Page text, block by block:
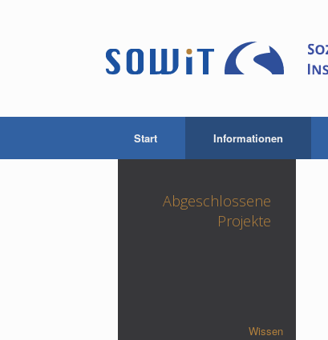
Start Informationen
Abgeschlossene
Projekte
Wissen